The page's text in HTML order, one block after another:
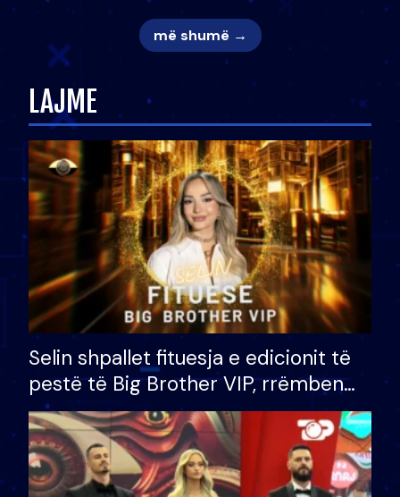
më shumë →
LAJME
Selin shpallet fituesja e edicionit të
pestë të Big Brother VIP, rrëmben
çmimin e madh prej 100 mijë eurosh